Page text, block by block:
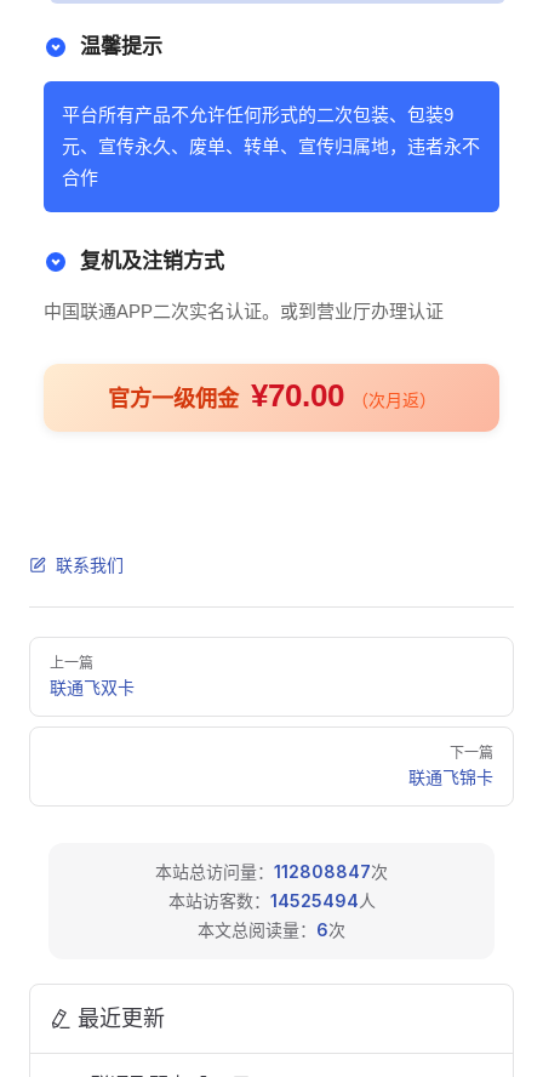
温馨提示
平台所有产品不允许任何形式的二次包装、包装9
元、宣传永久、废单、转单、宣传归属地，违者永不
合作
复机及注销方式
中国联通APP二次实名认证。或到营业厅办理认证
官方一级佣金 ¥70.00 （次月返）
联系我们
Pager
上一篇
联通飞双卡
下一篇
联通飞锦卡
本站总访问量： 112808847次
本站访客数： 14525494人
本文总阅读量： 6次
最近更新